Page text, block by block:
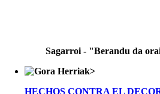
Sagarroi - "Berandu da
>
HECHOS CONTRA EL